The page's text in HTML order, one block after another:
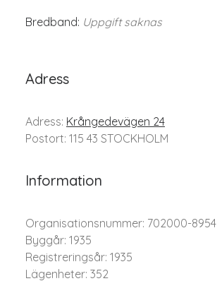
Bredband: Uppgift saknas
Adress
Adress: Krångedevägen 24
Postort: 115 43 STOCKHOLM
Information
Organisationsnummer: 702000-8954
Byggår: 1935
Registreringsår: 1935
Lägenheter: 352